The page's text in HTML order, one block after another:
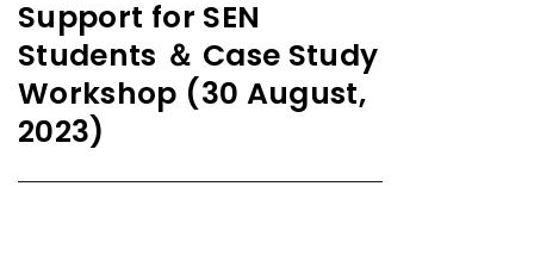
Support for SEN
Students ＆ Case Study
Workshop (30 August,
2023)